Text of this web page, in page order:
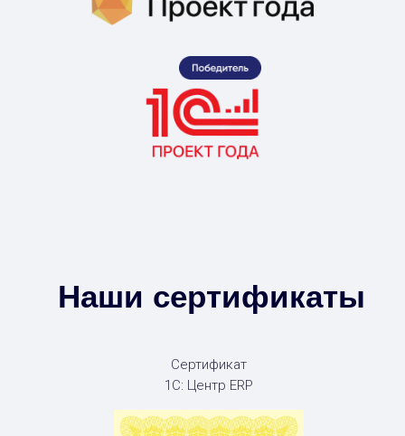
Наши сертификаты
Сертификат
1С: Центр ERP